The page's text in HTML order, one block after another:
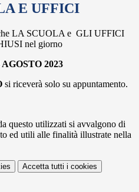
E UFFICI
LA SCUOLA e GLI UFFICI
nel giorno
2023
si riceverà solo su appuntamento.
questo utilizzati si avvalgono di
ed utili alle finalità illustrate nella
Accetta tutti i cookies